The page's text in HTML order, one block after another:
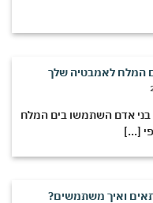
אדם השתמשו בים המלח
[...]
ואיך משתמשים?